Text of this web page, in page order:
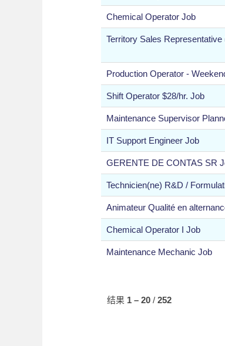
Chemical Operator Job
Territory Sales
Production Operator -
Shift Operator $28/hr. Job
Maintenance Supervisor
IT Support Engineer Job
GERENTE DE CONTAS SR
Technicien(ne) R&D /
Animateur Qualité en
Chemical Operator I Job
Maintenance Mechanic Job
结果 1 – 20 / 252